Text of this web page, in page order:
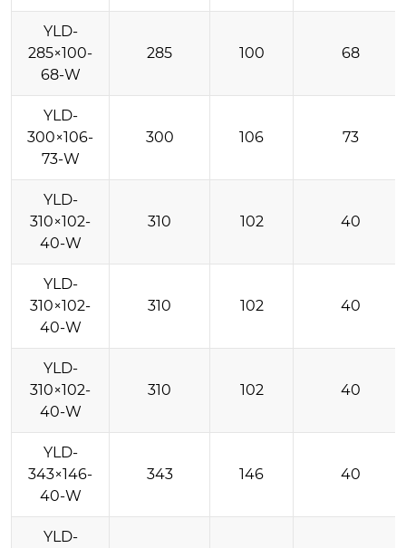
YLD-
285×100-
68-W
285 100 68
YLD-
300×106-
73-W
300 106 73
YLD-
310×102-
40-W
310 102 40
YLD-
310×102-
40-W
310 102 40
YLD-
310×102-
40-W
310 102 40
YLD-
343×146-
40-W
343 146 40
YLD-